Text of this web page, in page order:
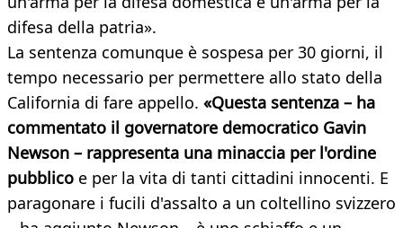
difesa della patria».
La sentenza comunque è sospesa per 30 giorni, il
tempo necessario per permettere allo stato della
California di fare appello. «Questa sentenza – ha
commentato il governatore democratico Gavin
Newson – rappresenta una minaccia per l'ordine
pubblico e per la vita di tanti cittadini innocenti. E
paragonare i fucili d'assalto a un coltellino svizzero